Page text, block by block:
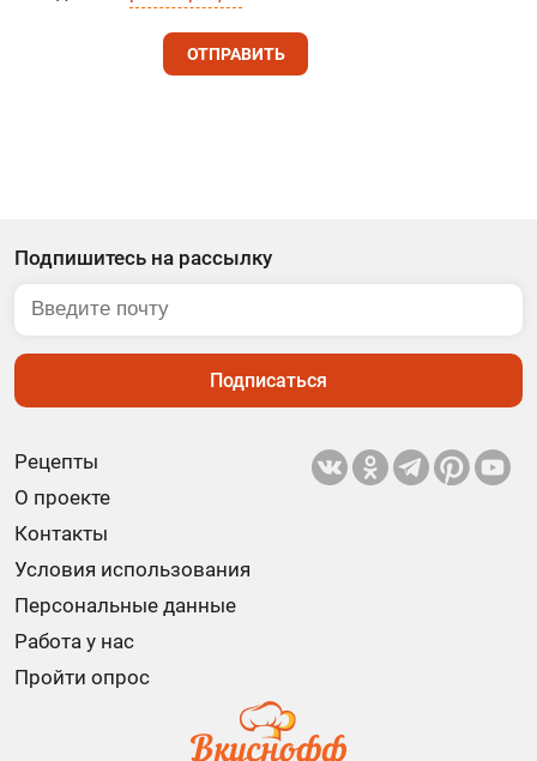
ОТПРАВИТЬ
Рецепты
О проекте
Контакты
Условия использования
Персональные данные
Работа у нас
Пройти опрос
Подпишитесь на рассылку
Подписаться